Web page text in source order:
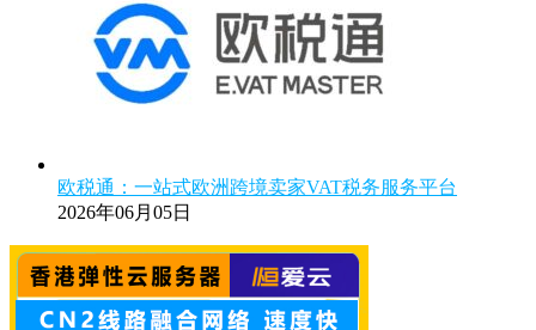
欧税通：一站式欧洲跨境卖家VAT税务服务平台
2026年06月05日